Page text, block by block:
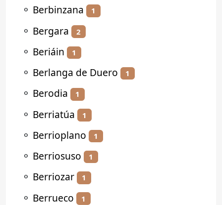
⚬ Berbinzana 1
⚬ Bergara 2
⚬ Beriáin 1
⚬ Berlanga de Duero 1
⚬ Berodia 1
⚬ Berriatúa 1
⚬ Berrioplano 1
⚬ Berriosuso 1
⚬ Berriozar 1
⚬ Berrueco 1